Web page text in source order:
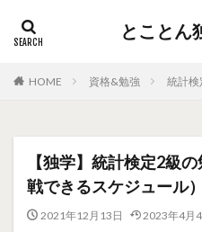
とことん
HOME 資格&勉強 統計検
【独学】統計検定2級
戦できるスケジュール）
2021年12月13日 2023年4月